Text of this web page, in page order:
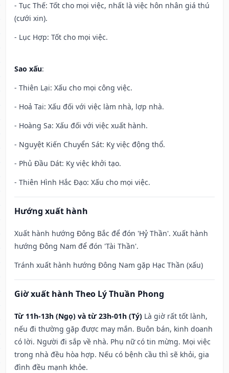
- Tục Thế: Tốt cho mọi việc, nhất là việc hôn nhân giá thú
(cưới xin).
- Lục Hợp: Tốt cho mọi việc.
Sao xấu:
- Thiên Lại: Xấu cho mọi công việc.
- Hoả Tai: Xấu đối với việc làm nhà, lợp nhà.
- Hoàng Sa: Xấu đối với việc xuất hành.
- Nguyệt Kiến Chuyển Sát: Kỵ việc động thổ.
- Phủ Đầu Dát: Kỵ việc khởi tạo.
- Thiên Hình Hắc Đạo: Xấu cho mọi việc.
Hướng xuất hành
Xuất hành hướng Đông Bắc để đón 'Hỷ Thần'. Xuất hành
hướng Đông Nam để đón 'Tài Thần'.
Tránh xuất hành hướng Đông Nam gặp Hạc Thần (xấu)
Giờ xuất hành Theo Lý Thuần Phong
Từ 11h-13h (Ngọ) và từ 23h-01h (Tý) Là giờ rất tốt lành,
nếu đi thường gặp được may mắn. Buôn bán, kinh doanh
có lời. Người đi sắp về nhà. Phụ nữ có tin mừng. Mọi việc
trong nhà đều hòa hợp. Nếu có bệnh cầu thì sẽ khỏi, gia
đình đều mạnh khỏe.